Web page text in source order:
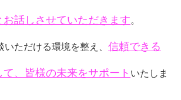
お話しさせていただきます。
ただける環境を整え、 信頼できる
、皆様の未来をサポート いたしま